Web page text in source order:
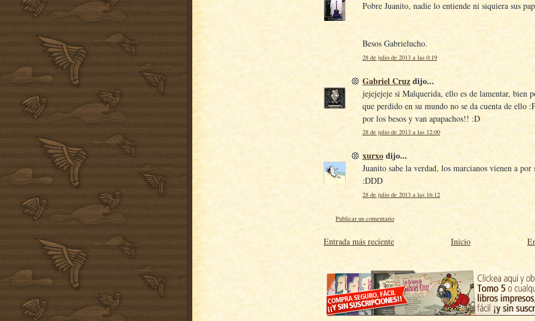
Pobre Juanito, nadie lo entiende ni siquiera sus
Besos Gabrielucho.
28 de julio de 2013 a las 0:19
Gabriel Cruzdijo...
jejejejeje si Malquerida, ello es de lamentar, bien
que perdido en su mundo no se da cuenta de ello
por los besos y van apapachos!! :D
28 de julio de 2013 a las 12:00
xurxodijo...
Juanito sabe la verdad, los marcianos vienen a por
:DDD
28 de julio de 2013 a las 16:12
Publicar un comentario
Entrada más reciente Inicio